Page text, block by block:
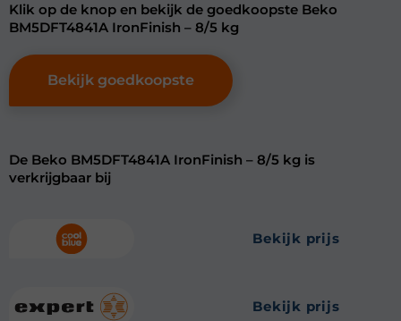
Klik op de knop en bekijk de goedkoopste Beko
BM5DFT4841A IronFinish – 8/5 kg
Bekijk goedkoopste
De Beko BM5DFT4841A IronFinish – 8/5 kg is
verkrijgbaar bij
bekijk prijs
bekijk prijs